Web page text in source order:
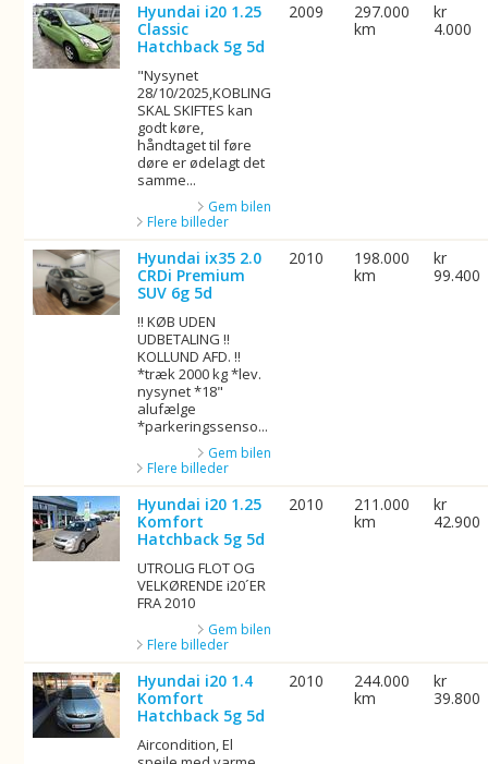
Hyundai i20 1.25
Classic
Hatchback 5g 5d
"Nysynet
28/10/2025,KOBLING
SKAL SKIFTES kan
godt køre,
håndtaget til føre
døre er ødelagt det
samme...
Gem bilen
Flere billeder
2009
297.000
km
kr
4.000
Hyundai ix35 2.0
CRDi Premium
SUV 6g 5d
!! KØB UDEN
UDBETALING !!
KOLLUND AFD. !!
*træk 2000 kg *lev.
nysynet *18"
alufælge
*parkeringssenso...
Gem bilen
Flere billeder
2010
198.000
km
kr
99.400
Hyundai i20 1.25
Komfort
Hatchback 5g 5d
UTROLIG FLOT OG
VELKØRENDE i20´ER
FRA 2010
Gem bilen
Flere billeder
2010
211.000
km
kr
42.900
Hyundai i20 1.4
Komfort
Hatchback 5g 5d
Aircondition, El
2010
244.000
km
kr
39.800